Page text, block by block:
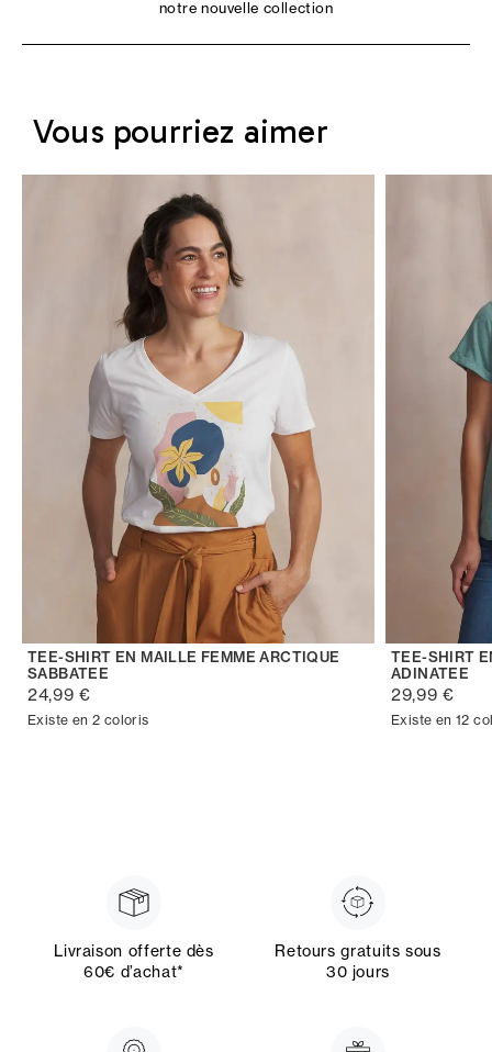
notre nouvelle collection
Vous pourriez aimer
TEE-SHIRT EN MAILLE FEMME ARCTIQUE
SABBATEE
24,99 €
Existe en 2 coloris
TEE-SHIRT
ADINATEE
29,99 €
Existe en 12
Livraison offerte dès
60€ d’achat*
Retours gratuits sous
30 jours